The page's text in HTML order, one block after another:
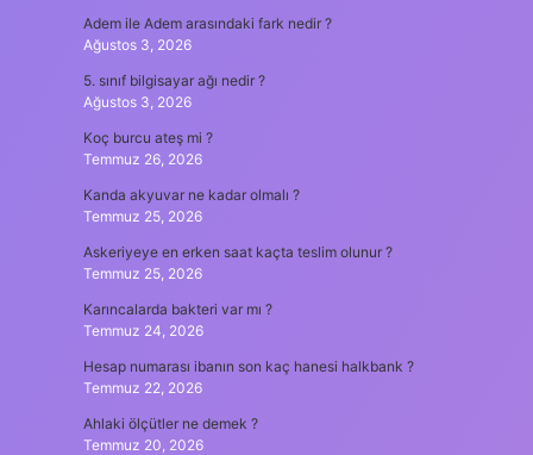
Adem ile Adem arasındaki fark nedir ?
Ağustos 3, 2026
5. sınıf bilgisayar ağı nedir ?
Ağustos 3, 2026
Koç burcu ateş mi ?
Temmuz 26, 2026
Kanda akyuvar ne kadar olmalı ?
Temmuz 25, 2026
Askeriyeye en erken saat kaçta teslim olunur ?
Temmuz 25, 2026
Karıncalarda bakteri var mı ?
Temmuz 24, 2026
Hesap numarası ibanın son kaç hanesi halkbank ?
Temmuz 22, 2026
Ahlaki ölçütler ne demek ?
Temmuz 20, 2026